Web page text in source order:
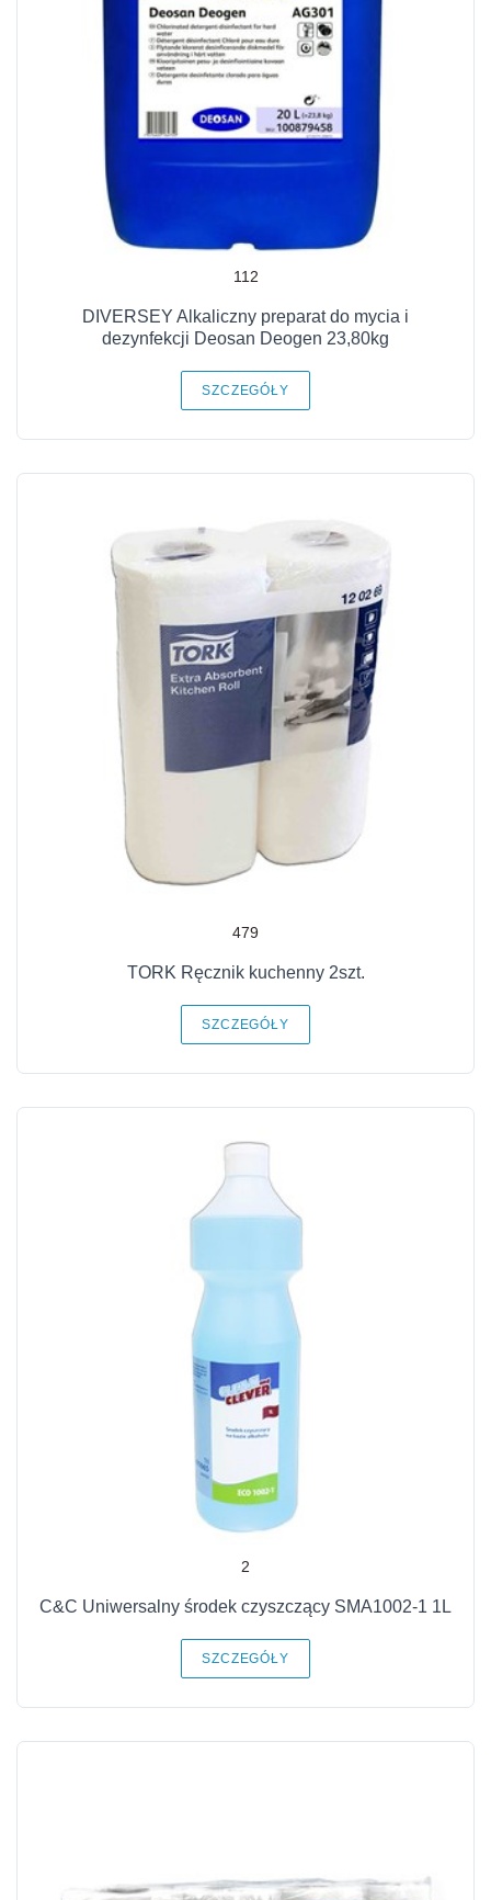
112
DIVERSEY Alkaliczny preparat do mycia i
dezynfekcji Deosan Deogen 23,80kg
SZCZEGÓŁY
479
TORK Ręcznik kuchenny 2szt.
SZCZEGÓŁY
2
C&C Uniwersalny środek czyszczący SMA1002-1 1L
SZCZEGÓŁY